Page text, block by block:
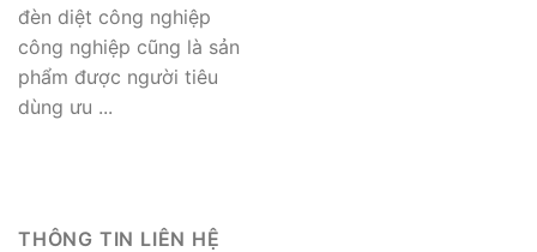
đèn diệt công nghiệp
công nghiệp cũng là sản
phẩm được người tiêu
dùng ưu ...
THÔNG TIN LIÊN HỆ